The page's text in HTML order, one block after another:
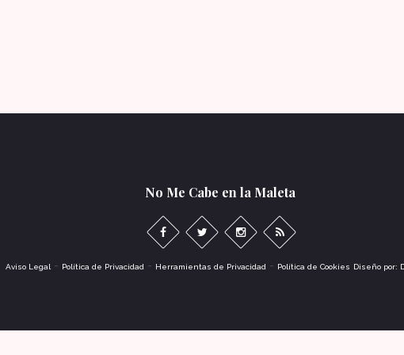
No Me Cabe en la Maleta
Aviso Legal - Política de Privacidad - Herramientas de Privacidad - Política de Cookies Diseño por: